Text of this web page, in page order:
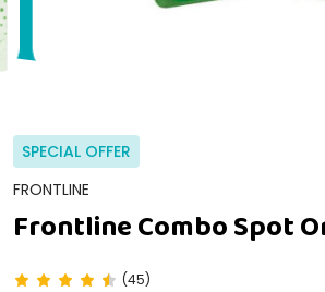
SPECIAL OFFER
FRONTLINE
Frontline Combo Spot
(45)